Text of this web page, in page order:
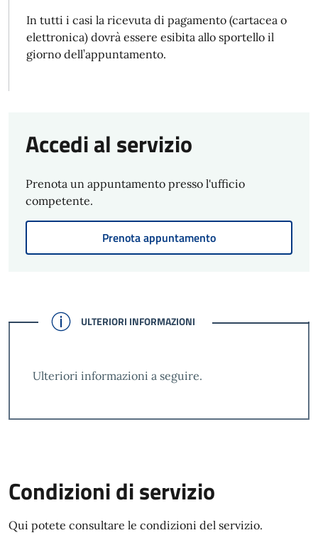
In tutti i casi la ricevuta di pagamento (cartacea o
elettronica) dovrà essere esibita allo sportello il
giorno dell’appuntamento.
Accedi al servizio
Prenota un appuntamento presso l'ufficio
competente.
Prenota appuntamento
CONFERMATO
ULTERIORI INFORMAZIONI
Ulteriori informazioni a seguire.
Condizioni di servizio
Qui potete consultare le condizioni del servizio.